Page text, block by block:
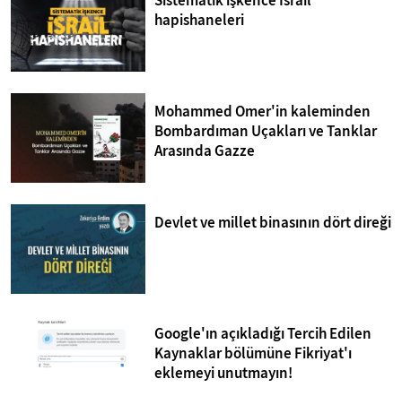
hapishaneleri
Mohammed Omer'in kaleminden
Bombardıman Uçakları ve Tanklar
Arasında Gazze
Devlet ve millet binasının dört direği
Google'ın açıkladığı Tercih Edilen
Kaynaklar bölümüne Fikriyat'ı
eklemeyi unutmayın!